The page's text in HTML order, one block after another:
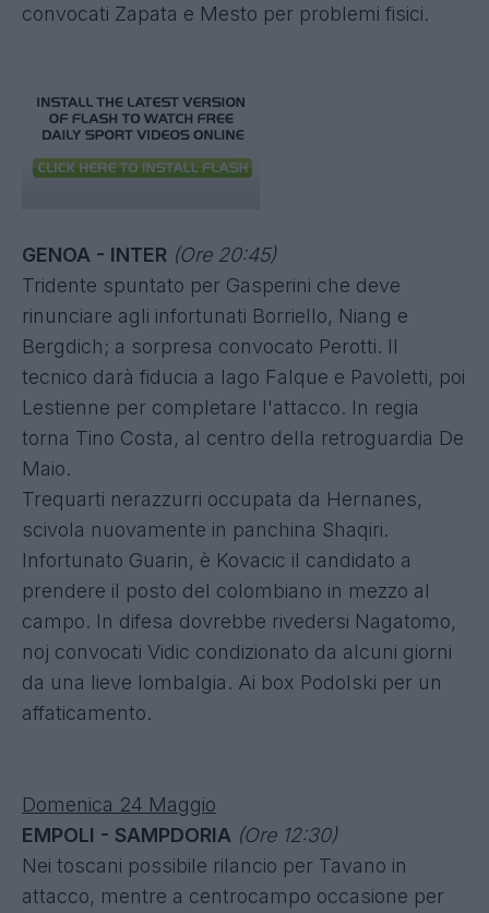
convocati Zapata e Mesto per problemi fisici.
GENOA - INTER (Ore 20:45)
Tridente spuntato per Gasperini che deve
rinunciare agli infortunati Borriello, Niang e
Bergdich; a sorpresa convocato Perotti. Il
tecnico darà fiducia a Iago Falque e Pavoletti, poi
Lestienne per completare l'attacco. In regia
torna Tino Costa, al centro della retroguardia De
Maio.
Trequarti nerazzurri occupata da Hernanes,
scivola nuovamente in panchina Shaqiri.
Infortunato Guarin, è Kovacic il candidato a
prendere il posto del colombiano in mezzo al
campo. In difesa dovrebbe rivedersi Nagatomo,
noj convocati Vidic condizionato da alcuni giorni
da una lieve lombalgia. Ai box Podolski per un
affaticamento.
Domenica 24 Maggio
EMPOLI - SAMPDORIA (Ore 12:30)
Nei toscani possibile rilancio per Tavano in
attacco, mentre a centrocampo occasione per